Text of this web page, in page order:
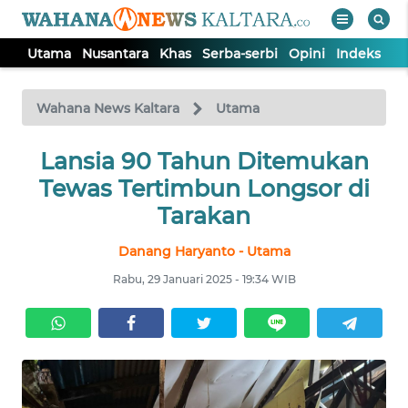
Utama Nusantara Khas Serba-serbi Opini Indeks
Wahana News Kaltara Utama
Lansia 90 Tahun Ditemukan
Tewas Tertimbun Longsor di
Tarakan
Danang Haryanto - Utama
Rabu, 29 Januari 2025 - 19:34 WIB
TV
Tutup
UTAMA
SERBA-
SERBI
OPINI